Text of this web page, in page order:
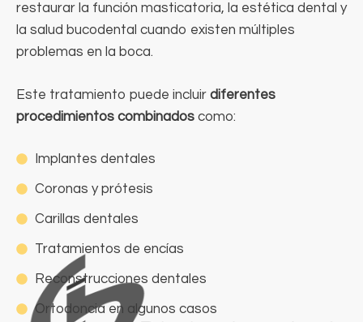
restaurar la función masticatoria, la estética dental y
la salud bucodental cuando existen múltiples
problemas en la boca.
Este tratamiento puede incluir diferentes
procedimientos combinados como:
Implantes dentales
Coronas y prótesis
Carillas dentales
Tratamientos de encías
Reconstrucciones dentales
Ortodoncia en algunos casos